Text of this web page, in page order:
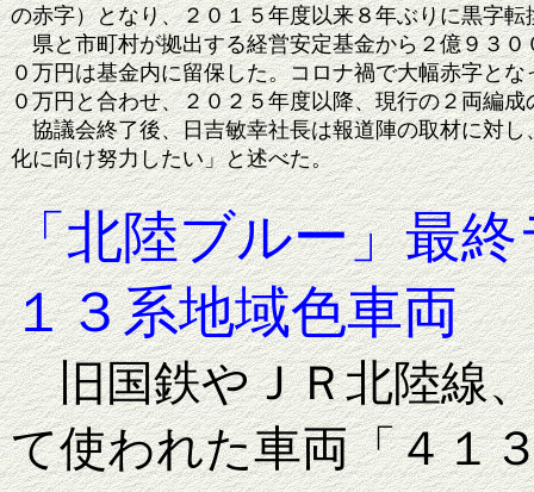
の赤字）となり、２０１５年度以来８年ぶりに黒字転
県と市町村が拠出する経営安定基金から２億９３０
０万円は基金内に留保した。コロナ禍で大幅赤字と
０万円と合わせ、２０２５年度以降、現行の２両編
協議会終了後、日吉敏幸社長は報道陣の取材に対し
化に向け努力したい」と述べた。
「北陸ブルー」最
１３系地域色車両
旧国鉄やＪＲ北陸線、
て使われた車両「４１